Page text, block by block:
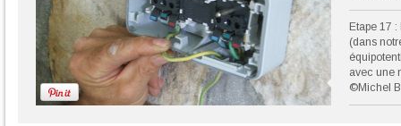
Etape 17
(dans
avec une
©Michel